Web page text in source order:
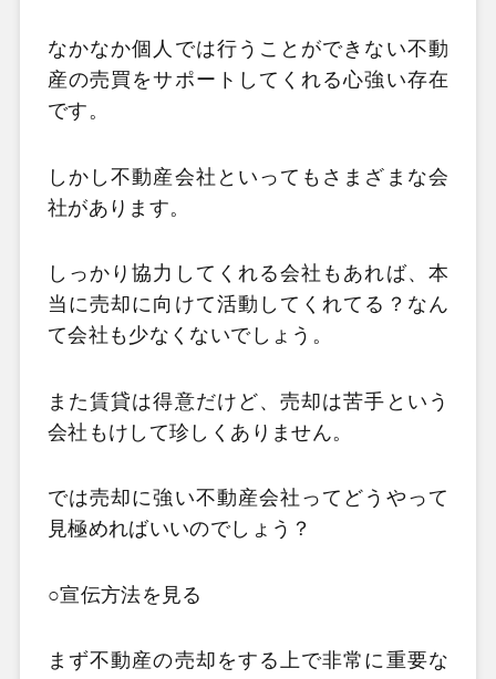
なかなか個人では行うことができない不動
産の売買をサポートしてくれる心強い存在
です。
しかし不動産会社といってもさまざまな会
社があります。
しっかり協力してくれる会社もあれば、本
当に売却に向けて活動してくれてる？なん
て会社も少なくないでしょう。
また賃貸は得意だけど、売却は苦手という
会社もけして珍しくありません。
では売却に強い不動産会社ってどうやって
見極めればいいのでしょう？
○宣伝方法を見る
まず不動産の売却をする上で非常に重要な